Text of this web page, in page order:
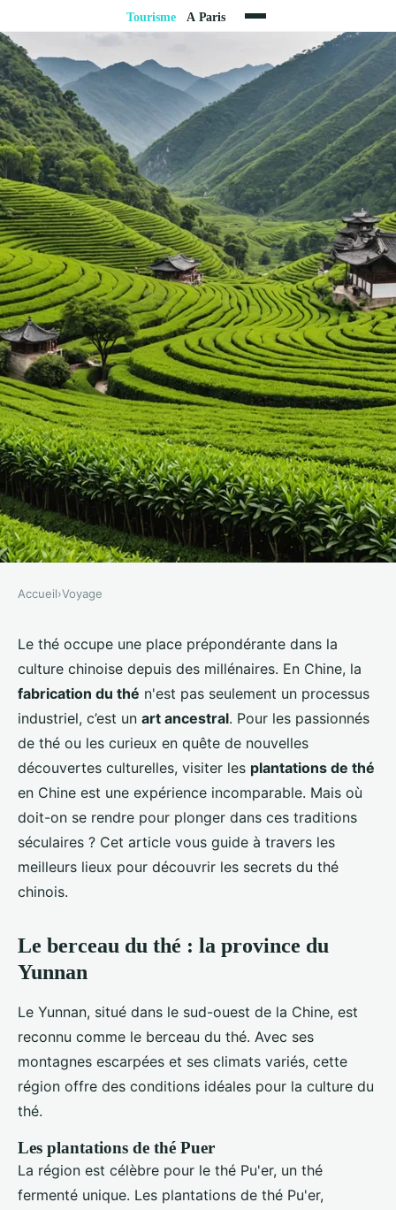
VOYAGE
Où découvrir les traditions de la
fabrication du thé en Chine :
plantations et visites guidées ?
Louna• 15 juillet 2024•5 min de lecture
Accueil›Voyage
Le thé occupe une place prépondérante dans la
culture chinoise depuis des millénaires. En Chine, la
fabrication du thé n'est pas seulement un processus
industriel, c’est un art ancestral. Pour les passionnés
de thé ou les curieux en quête de nouvelles
découvertes culturelles, visiter les plantations de thé
en Chine est une expérience incomparable. Mais où
doit-on se rendre pour plonger dans ces traditions
séculaires ? Cet article vous guide à travers les
meilleurs lieux pour découvrir les secrets du thé
chinois.
Le berceau du thé : la province du
Yunnan
Le Yunnan, situé dans le sud-ouest de la Chine, est
reconnu comme le berceau du thé. Avec ses
montagnes escarpées et ses climats variés, cette
région offre des conditions idéales pour la culture du
thé.
Les plantations de thé Puer
La région est célèbre pour le thé Pu'er, un thé
fermenté unique. Les plantations de thé Pu'er,